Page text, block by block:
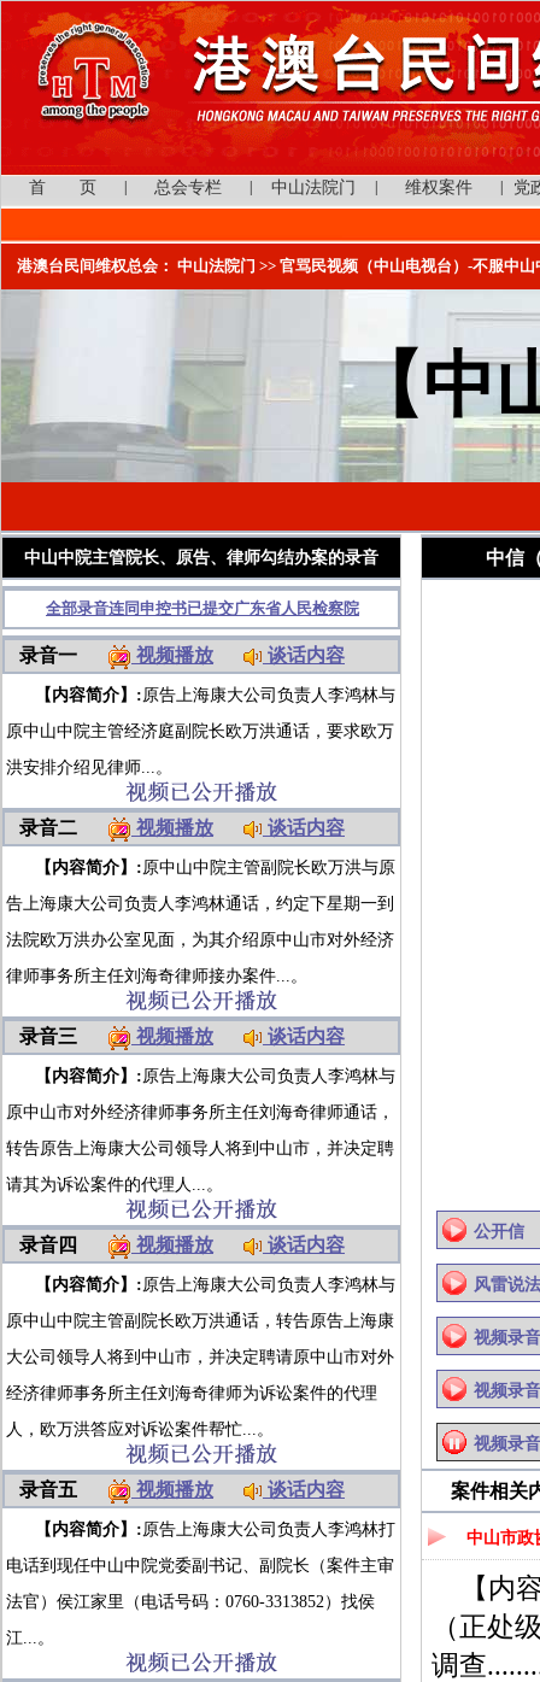
首 页 总会专栏 中山法院门 维权案件 党
港澳台民间维权总会： 中山法院门 >> 官骂民视频（中山电视台）-不服中
【中
中山中院主管院长、原告、律师勾结办案的录音
全部录音连同申控书已提交广东省人民检察院
录音一 视频播放 谈话内容
【内容简介】:原告上海康大公司负责人李鸿林与
原中山中院主管经济庭副院长欧万洪通话，要求欧万
洪安排介绍见律师...。
录音二 视频播放 谈话内容
【内容简介】:原中山中院主管副院长欧万洪与原
告上海康大公司负责人李鸿林通话，约定下星期一到
法院欧万洪办公室见面，为其介绍原中山市对外经济
律师事务所主任刘海奇律师接办案件...。
录音三 视频播放 谈话内容
【内容简介】:原告上海康大公司负责人李鸿林与
原中山市对外经济律师事务所主任刘海奇律师通话，
转告原告上海康大公司领导人将到中山市，并决定聘
请其为诉讼案件的代理人...。
录音四 视频播放 谈话内容
【内容简介】:原告上海康大公司负责人李鸿林与
原中山中院主管副院长欧万洪通话，转告原告上海康
大公司领导人将到中山市，并决定聘请原中山市对外
经济律师事务所主任刘海奇律师为诉讼案件的代理
人，欧万洪答应对诉讼案件帮忙...。
录音五 视频播放 谈话内容
【内容简介】:原告上海康大公司负责人李鸿林打
电话到现任中山中院党委副书记、副院长（案件主审
法官）侯江家里（电话号码：0760-3313852）找侯
江...。
中信
公开信
风雷说
视频录
视频录
视频录
案件相关
中山市政
【内
（正处
调查